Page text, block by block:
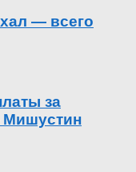
— всего
за
Мишустин